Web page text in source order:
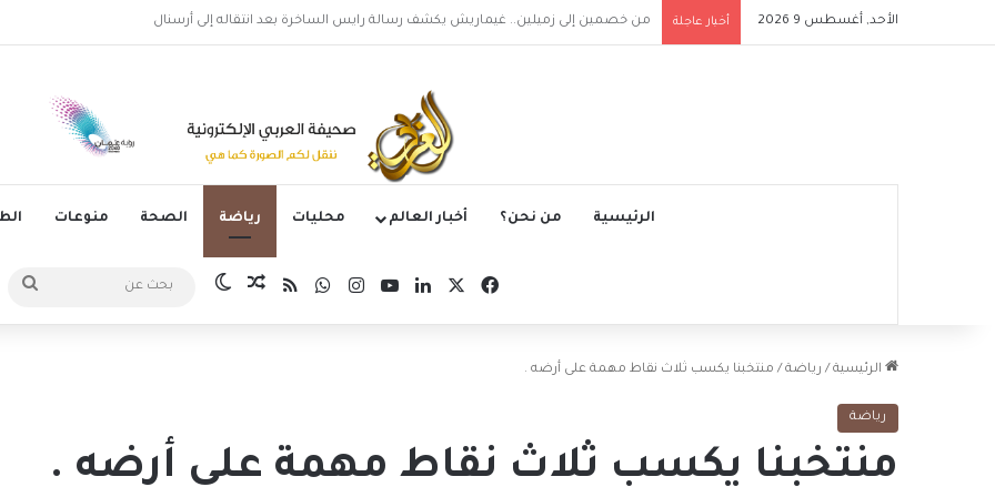
الأحد, أغسطس 9 2026 أخبار عاجلة وفاة خورخي ميسي والد النجم الأرجنتيني ليونيل ميسي عن عمر 68 عاماً
الرئيسية من نحن؟ أخبار العالم محليات رياضة الصحة منوعات
فيسبوكلينكدإن‫YouTubeانستقرام
واتسابملخص الموقع RSS
مقال عشوائي
الوضع المظلم
عن
الرئيسية / رياضة / منتخبنا يكسب ثلاث نقاط مهمة على أرضه .
رياضة
منتخبنا يكسب ثلاث نقاط مهمة على أرضه .